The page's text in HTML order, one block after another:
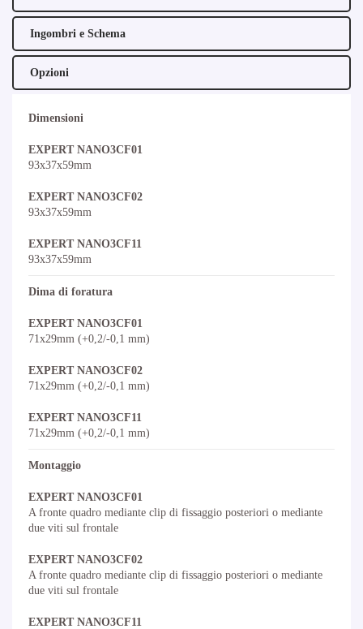
Dimensioni
EXPERT NANO3CF01
93x37x59mm
EXPERT NANO3CF02
93x37x59mm
EXPERT NANO3CF11
93x37x59mm
Dima di foratura
EXPERT NANO3CF01
71x29mm (+0,2/-0,1 mm)
EXPERT NANO3CF02
71x29mm (+0,2/-0,1 mm)
EXPERT NANO3CF11
71x29mm (+0,2/-0,1 mm)
Montaggio
EXPERT NANO3CF01
A fronte quadro mediante clip di fissaggio posteriori o mediante
due viti sul frontale
EXPERT NANO3CF02
A fronte quadro mediante clip di fissaggio posteriori o mediante
due viti sul frontale
EXPERT NANO3CF11
Ingombri e Schema
Opzioni